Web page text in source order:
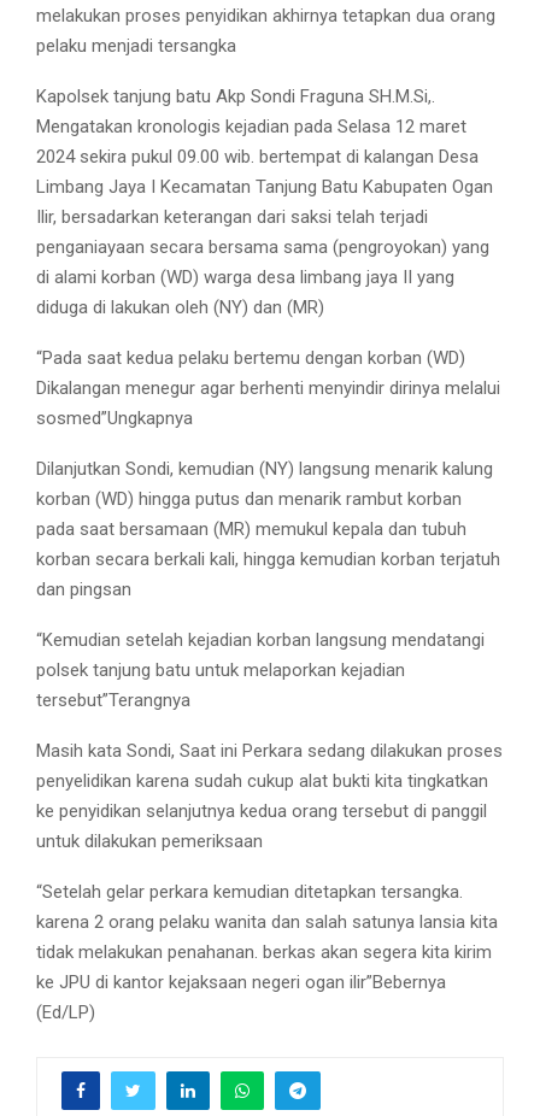
melakukan proses penyidikan akhirnya tetapkan dua orang
pelaku menjadi tersangka
Kapolsek tanjung batu Akp Sondi Fraguna SH.M.Si,.
Mengatakan kronologis kejadian pada Selasa 12 maret
2024 sekira pukul 09.00 wib. bertempat di kalangan Desa
Limbang Jaya I Kecamatan Tanjung Batu Kabupaten Ogan
Ilir, bersadarkan keterangan dari saksi telah terjadi
penganiayaan secara bersama sama (pengroyokan) yang
di alami korban (WD) warga desa limbang jaya II yang
diduga di lakukan oleh (NY) dan (MR)
“Pada saat kedua pelaku bertemu dengan korban (WD)
Dikalangan menegur agar berhenti menyindir dirinya melalui
sosmed”Ungkapnya
Dilanjutkan Sondi, kemudian (NY) langsung menarik kalung
korban (WD) hingga putus dan menarik rambut korban
pada saat bersamaan (MR) memukul kepala dan tubuh
korban secara berkali kali, hingga kemudian korban terjatuh
dan pingsan
“Kemudian setelah kejadian korban langsung mendatangi
polsek tanjung batu untuk melaporkan kejadian
tersebut”Terangnya
Masih kata Sondi, Saat ini Perkara sedang dilakukan proses
penyelidikan karena sudah cukup alat bukti kita tingkatkan
ke penyidikan selanjutnya kedua orang tersebut di panggil
untuk dilakukan pemeriksaan
“Setelah gelar perkara kemudian ditetapkan tersangka.
karena 2 orang pelaku wanita dan salah satunya lansia kita
tidak melakukan penahanan. berkas akan segera kita kirim
ke JPU di kantor kejaksaan negeri ogan ilir”Bebernya
(Ed/LP)